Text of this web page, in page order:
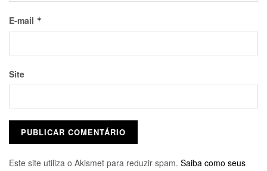
E-mail *
Site
Este site utiliza o Akismet para reduzir spam. Saiba como seus